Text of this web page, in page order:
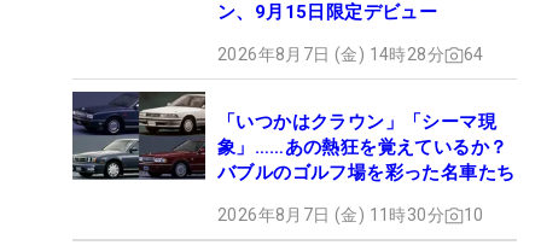
ン、9月15日限定デビュー
2026年8月7日 (金) 14時28分 64
「いつかはクラウン」「シーマ現
象」……あの熱狂を覚えているか？
バブルのゴルフ場を彩った名車たち
2026年8月7日 (金) 11時30分 10